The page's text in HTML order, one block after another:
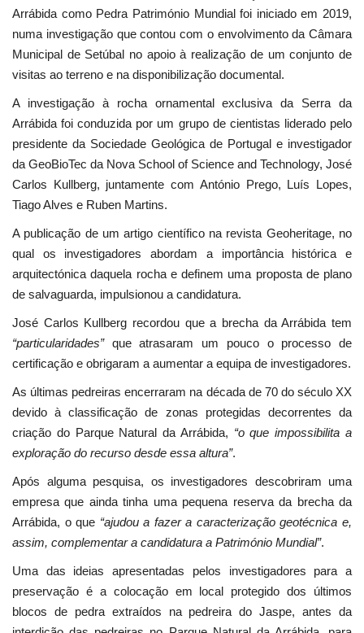
Arrábida como Pedra Património Mundial foi iniciado em 2019,
numa investigação que contou com o envolvimento da Câmara
Municipal de Setúbal no apoio à realização de um conjunto de
visitas ao terreno e na disponibilização documental.
A investigação à rocha ornamental exclusiva da Serra da
Arrábida foi conduzida por um grupo de cientistas liderado pelo
presidente da Sociedade Geológica de Portugal e investigador
da GeoBioTec da Nova School of Science and Technology, José
Carlos Kullberg, juntamente com António Prego, Luís Lopes,
Tiago Alves e Ruben Martins.
A publicação de um artigo científico na revista Geoheritage, no
qual os investigadores abordam a importância histórica e
arquitectónica daquela rocha e definem uma proposta de plano
de salvaguarda, impulsionou a candidatura.
José Carlos Kullberg recordou que a brecha da Arrábida tem
“particularidades”que atrasaram um pouco o processo de
certificação e obrigaram a aumentar a equipa de investigadores.
As últimas pedreiras encerraram na década de 70 do século XX
devido à classificação de zonas protegidas decorrentes da
criação do Parque Natural da Arrábida, “o que impossibilita a
exploração do recurso desde essa altura”.
Após alguma pesquisa, os investigadores descobriram uma
empresa que ainda tinha uma pequena reserva da brecha da
Arrábida, o que “ajudou a fazer a caracterização geotécnica e,
assim, complementar a candidatura a Património Mundial”.
Uma das ideias apresentadas pelos investigadores para a
preservação é a colocação em local protegido dos últimos
blocos de pedra extraídos na pedreira do Jaspe, antes da